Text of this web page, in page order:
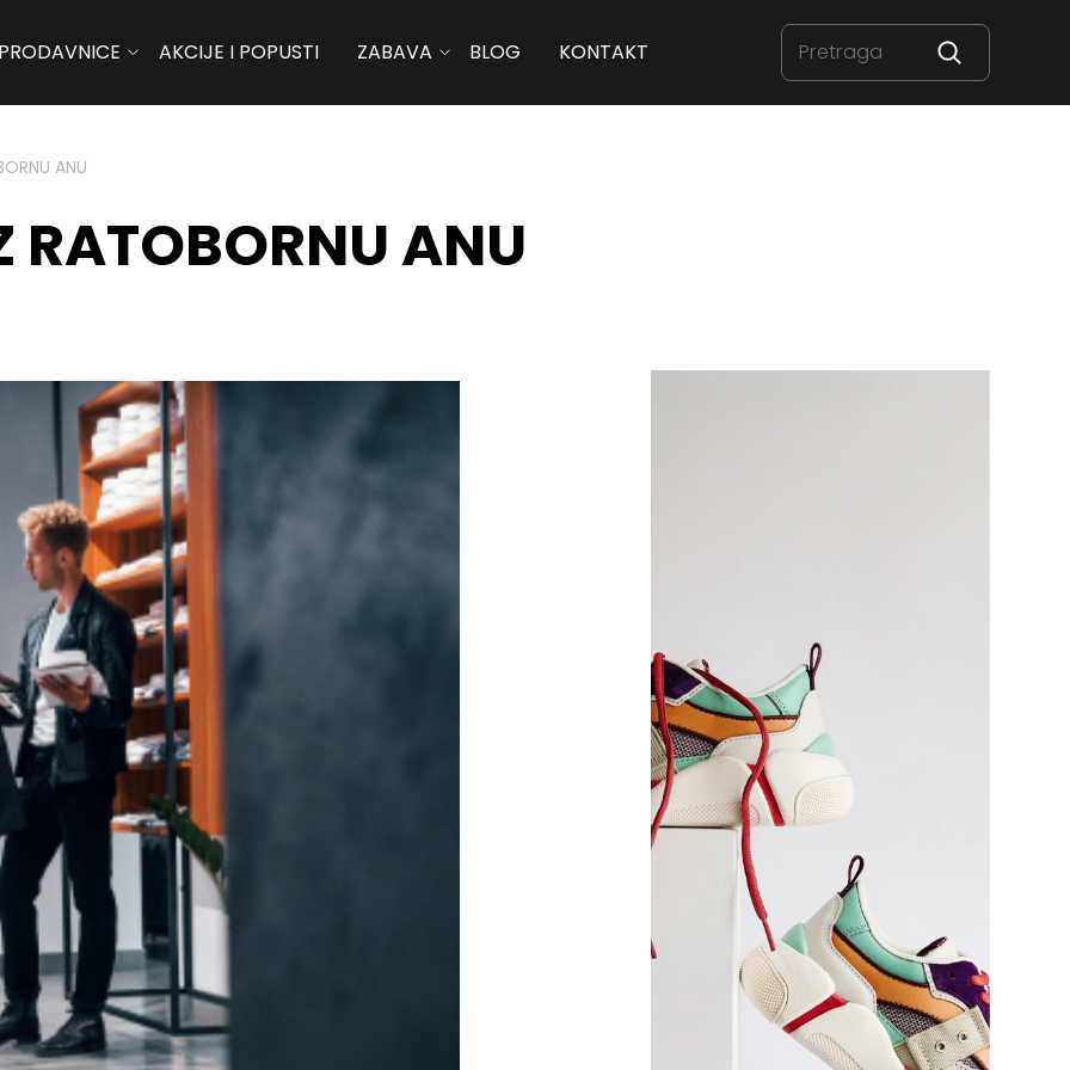
AKCIJE I POPUSTI ZABAVA BLOG KONTAKT
ANU
RATOBORNU ANU